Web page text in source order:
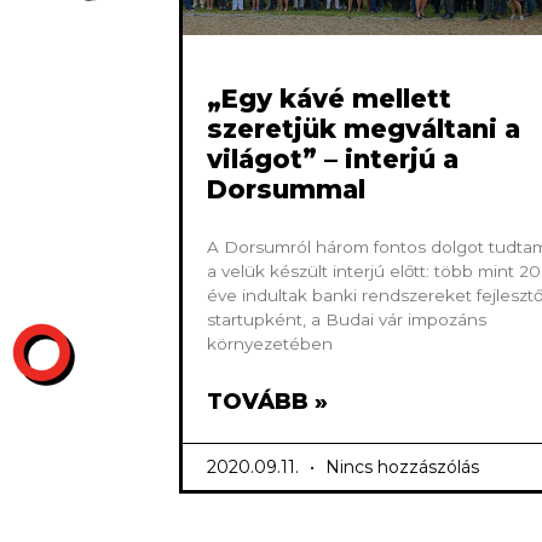
„Egy kávé mellett
szeretjük megváltani a
világot” – interjú a
Dorsummal
A Dorsumról három fontos dolgot
a velük készült interjú előtt: több mint 20
éve indultak banki rendszereket fejlesztő
startupként, a Budai vár impozáns
környezetében
TOVÁBB »
2020.09.11. Nincs hozzászólás